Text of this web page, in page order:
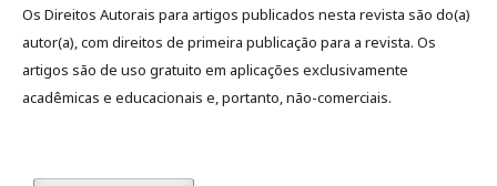
Os Direitos Autorais para artigos publicados nesta revista são do(a)
autor(a), com direitos de primeira publicação para a revista. Os
artigos são de uso gratuito em aplicações exclusivamente
acadêmicas e educacionais e, portanto, não-comerciais.